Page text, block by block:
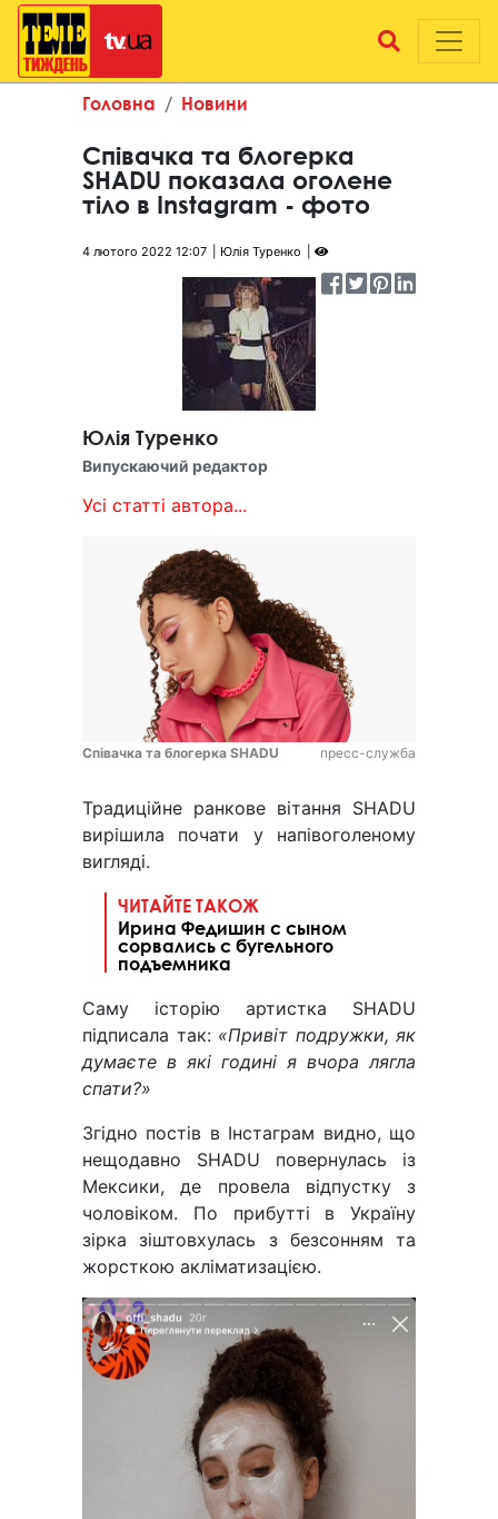
Головна Новини
Співачка та блогерка
SHADU показала оголене
тіло в Instagram - фото
4 лютого 2022 12:07 Юлія Туренко
Юлія Туренко
Випускаючий редактор
Усі статті автора...
Співачка та блогерка SHADU пресс-служба
Традиційне ранкове вітання SHADU
вирішила почати у напівоголеному
вигляді.
ЧИТАЙТЕ ТАКОЖ
Ирина Федишин с сыном
сорвались с бугельного
подъемника
Саму історію артистка SHADU
підписала так:«Привіт подружки, як
думаєте в які годині я вчора лягла
спати?»
Згідно постів в Інстаграм видно, що
нещодавно SHADU повернулась із
Мексики, де провела відпустку з
чоловіком. По прибутті в Україну
зірка зіштовхулась з безсонням та
жорсткою акліматизацією.